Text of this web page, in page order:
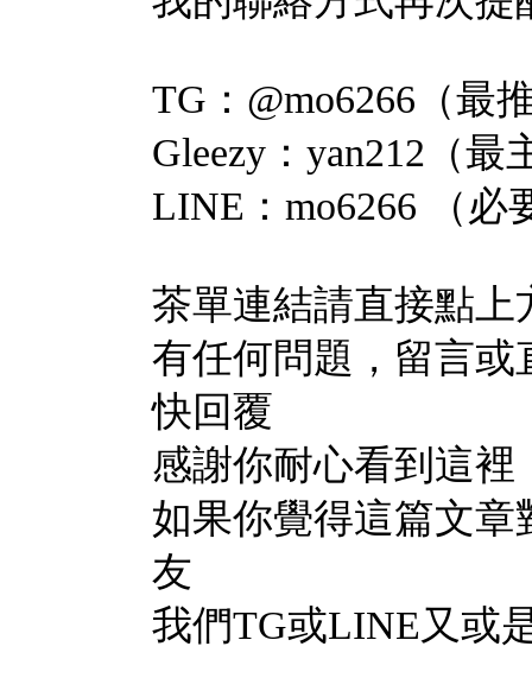
TG：@mo6266（最
Gleezy：yan212（最
LINE：mo6266 （必
茶單連結請直接點
有任何問題，留言
快回覆
感謝你耐心看到這裡
如果你覺得這篇文
友
我們TG或LINE又或